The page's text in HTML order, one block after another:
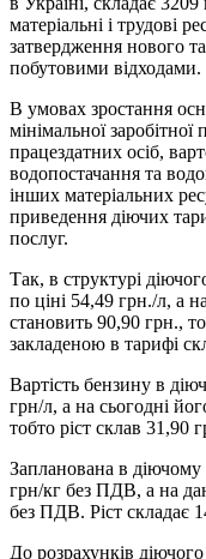
матеріальні і трудові
затвердження нового
побутовими відходами.
В умовах зростання
мінімальної
працездатних осіб,
водопостачання та
інших матеріальних
приведення діючих
послуг.
Так, в структурі
по ціні 54,49 грн./л, а
становить 90,90 грн.,
закладеною в тарифі
Вартість бензину в
грн/л, а на сьогодні
тобто ріст склав 31,90
Запланована в діючому
грн/кг без ПДВ, а на
без ПДВ. Ріст складає
До розрахунків